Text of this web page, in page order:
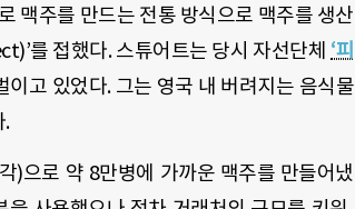
맥주를 만드는 전통 방식으로 맥주를 생산
를 접했다. 스튜어트는 당시 자선단체 ‘피
고 있었다. 그는 영국 내 버려지는 음식물
.
)으로 약 8만병에 가까운 맥주를 만들어냈